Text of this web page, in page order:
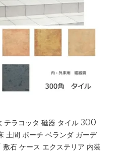
テラコッタ 磁器 タイル 300
土間 ポーチ ベランダ ガーデ
敷石 ケース エクステリア 内装